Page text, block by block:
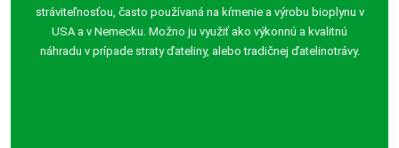
stráviteľnosťou, často používaná na kŕmenie a výrobu bioplynu v
USA a v Nemecku. Možno ju využiť ako výkonnú a kvalitnú
náhradu v prípade straty ďateliny, alebo tradičnej ďatelinotrávy.